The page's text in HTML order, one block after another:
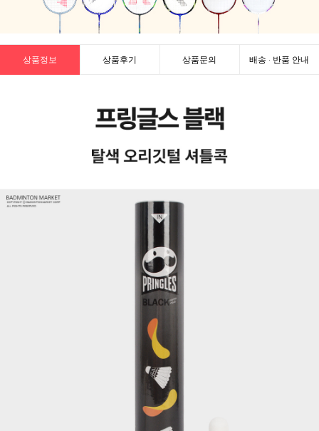
상품정보 상품후기 상품문의 배송 · 반품 안내